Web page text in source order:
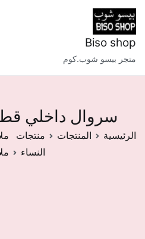
تخطى
إلى
المحتوى
Biso shop
متجر بيسو شوب.كوم
سروال داخلي
الرئيسية المنتجات
منتجات
النساء